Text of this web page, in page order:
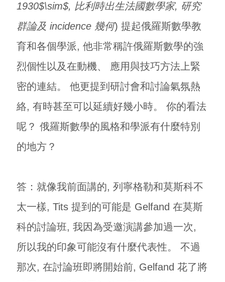
1930$\sim$, 比利時出生法國數學家, 研究
群論及 incidence 幾何) 提起俄羅斯數學教
育和各個學派, 他非常稱許俄羅斯數學的強
烈個性以及在動機、 應用與技巧方法上緊
密的連結。 他更提到研討會和討論氣氛熱
絡, 有時甚至可以延續好幾小時。 你的看法
呢？ 俄羅斯數學的風格和學派有什麼特別
的地方？
答：就像我前面講的, 列寧格勒和莫斯科不
太一樣, Tits 提到的可能是 Gelfand 在莫斯
科的討論班, 我因為受邀演講參加過一次,
所以我的印象可能沒有什麼代表性。 不過
那次, 在討論班即將開始前, Gelfand 花了將